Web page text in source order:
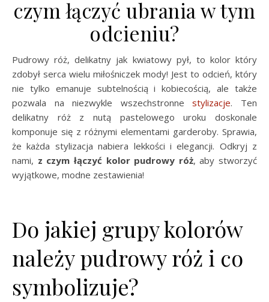
czym łączyć ubrania w tym
odcieniu?
Pudrowy róż, delikatny jak kwiatowy pył, to kolor który
zdobył serca wielu miłośniczek mody! Jest to odcień, który
nie tylko emanuje subtelnością i kobiecością, ale także
pozwala na niezwykle wszechstronnestylizacje. Ten
delikatny róż z nutą pastelowego uroku doskonale
komponuje się z różnymi elementami garderoby. Sprawia,
że każda stylizacja nabiera lekkości i elegancji. Odkryj z
nami, z czym łączyć kolor pudrowy róż, aby stworzyć
wyjątkowe, modne zestawienia!
Do jakiej grupy kolorów
należy pudrowy róż i co
symbolizuje?